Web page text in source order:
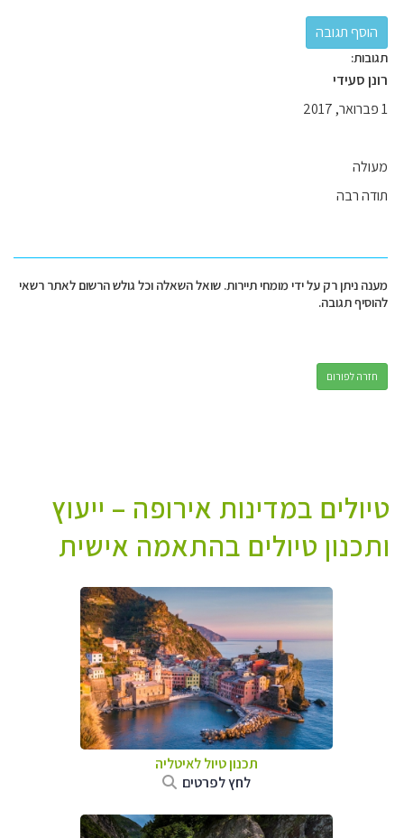
תגובות:
רונן סעידי
1 פברואר, 2017
מעולה
תודה רבה
מענה ניתן רק על ידי מומחי תיירות. שואל השאלה וכל גולש הרשום לאתר רשאי
להוסיף תגובה.
חזרה לפורום
טיולים במדינות אירופה – ייעוץ
ותכנון טיולים בהתאמה אישית
תכנון טיול לאיטליה
לחץ לפרטים